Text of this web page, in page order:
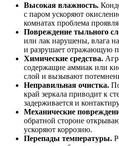
Высокая влажность.
с паром ускоряют
комнатах проблема
Повреждение тыльного
или лак нарушены, влага
и разрушает отражающую
Химические средства.
содержащие аммиак или
слой и вызывают
Неправильная очистка.
край зеркала приводит к
задерживается и
Механические
обратной стороне
ускоряют коррозию.
Перепады температуры.